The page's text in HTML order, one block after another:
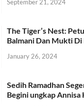
September 21, 2024
The Tiger’s Nest:
Balmani Dan Mukti Di
January 26, 2024
Sedih Ramadhan
Begini ungkap Annisa